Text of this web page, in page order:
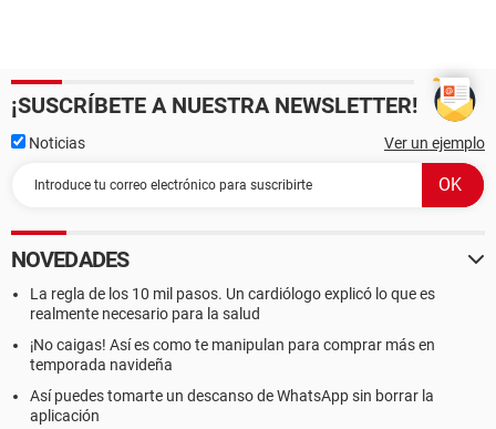
¡SUSCRÍBETE A NUESTRA NEWSLETTER!
Noticias Ver un ejemplo
NOVEDADES
La regla de los 10 mil pasos. Un cardiólogo explicó lo que es
realmente necesario para la salud
¡No caigas! Así es como te manipulan para comprar más en
temporada navideña
Así puedes tomarte un descanso de WhatsApp sin borrar la
aplicación